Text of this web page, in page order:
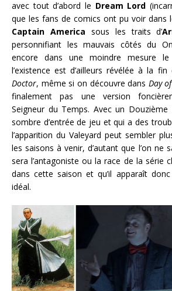
avec tout d’abord le Dream Lord
que les fans de comics ont pu voir dans
Captain America sous les traits d’
personnifiant les mauvais côtés du
encore dans une moindre mesure
l’existence est d’ailleurs révélée à la fin
Doctor, même si on découvre dans Day
finalement pas une version
Seigneur du Temps. Avec un
sombre d’entrée de jeu et qui a des
l’apparition du Valeyard peut sembler
les saisons à venir, d’autant que l’on ne
sera l’antagoniste ou la race de la série
dans cette saison et qu’il apparaît
idéal.